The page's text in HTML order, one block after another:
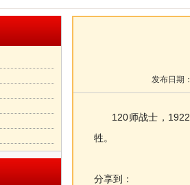
发布日期
120师战士，1922
牲。
分享到：